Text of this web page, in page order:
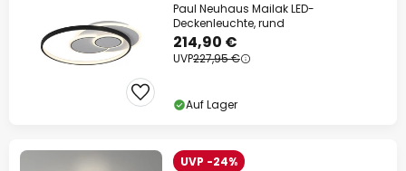
Paul Neuhaus Mailak LED-
Deckenleuchte, rund
214,90 €
UVP227,95 €
Auf Lager
UVP -24%